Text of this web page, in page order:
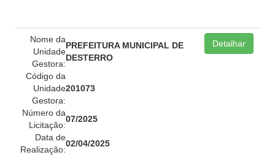
Nome da
Unidade
Gestora:
PREFEITURA MUNICIPAL DE
DESTERRO
Código da
Unidade
Gestora:
201073
Número da
Licitação:
07/2025
Data de
Realização:
02/04/2025
Detalhar